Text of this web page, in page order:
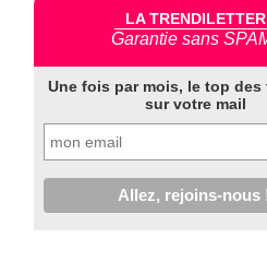
LA TRENDILETTER
Garantie sans
Une fois par mois, le top des
sur votre mail